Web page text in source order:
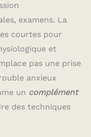
examens. La
courtes pour
et
pas une prise
anxieux
un complément
des techniques